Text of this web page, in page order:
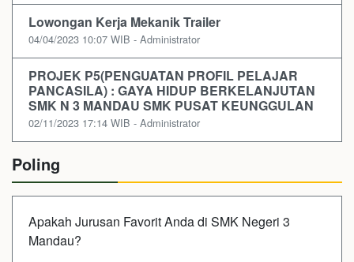
Lowongan Kerja Mekanik Trailer
04/04/2023 10:07 WIB - Administrator
PROJEK P5(PENGUATAN PROFIL PELAJAR
PANCASILA) : GAYA HIDUP BERKELANJUTAN
SMK N 3 MANDAU SMK PUSAT KEUNGGULAN
02/11/2023 17:14 WIB - Administrator
Poling
Apakah Jurusan Favorit Anda di SMK Negeri 3
Mandau?